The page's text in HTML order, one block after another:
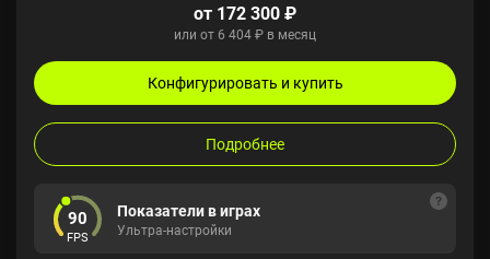
от 172 300 ₽
или от 6 404 ₽ в месяц
Конфигурировать и купить
Подробнее
90
FPS
Показатели в играх
Ультра-настройки